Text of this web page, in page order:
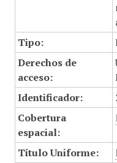
Tipo:
Derechos de
acceso:
Identificador:
Cobertura
espacial:
Título Uniforme: